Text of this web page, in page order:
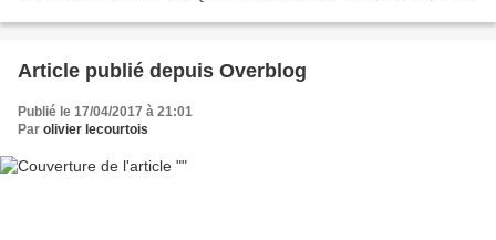
Article publié depuis Overblog
Publié le 17/04/2017 à 21:01
Par olivier lecourtois